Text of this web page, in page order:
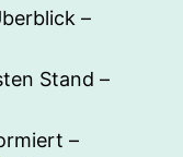
–
Stand –
–